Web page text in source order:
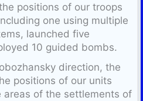
positions of our troops
one using multiple
launched five
10 guided bombs.
direction, the
positions of our units
areas of the settlements of